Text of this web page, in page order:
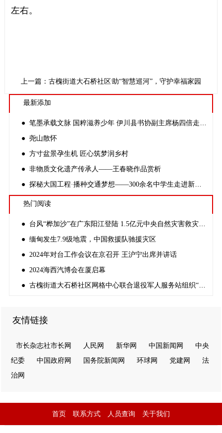
左右。
上一篇：古槐街道大石桥社区开展“阳光树”公益小课堂活动
下一篇：古槐街道大石桥社区：借助“智慧巡河”，守护幸福家园
最新添加
● 尧山散怀
● 方寸盆景孕生机 匠心筑梦润乡村
● 非物质文化遗产传承人——王春晓作品赏析
● 探秘大国工程·播种交通梦想——300余名中学生走进新伊高速开路先锋创客基地
热门阅读
● 台风“桦加沙”在广东阳江登陆 1.5亿元中央自然灾害救灾资金紧急预拨
● 缅甸发生7.9级地震，中国救援队驰援灾区
● 2024年对台工作会议在京召开 王沪宁出席并讲话
● 2024海西汽博会在厦启幕
● 古槐街道大石桥社区网格中心联合退役军人服务站组织“反邪教宣传”
友情链接
市长杂志社市长网 人民网 新华网 中国新闻网
中央
纪委
中国政府网 国务院新闻网 环球网 党建网
法
治网
首页 联系方式 人员查询 关于我们